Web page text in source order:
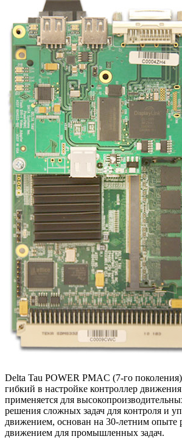
Delta Tau POWER PMAC (7-го
гибкий в настройке контроллер
применяется для
решения сложных задач для контроля и
движением, основан на 30-летним опыте
движением для промышленных задач.